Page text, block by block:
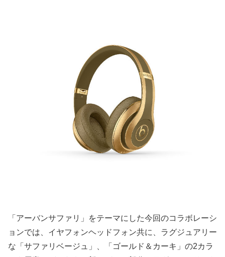
「アーバンサファリ」をテーマにした今回のコラボレーシ
ョンでは、イヤフォンヘッドフォン共に、ラグジュアリー
な「サファリベージュ」、「ゴールド＆カーキ」の2カラ